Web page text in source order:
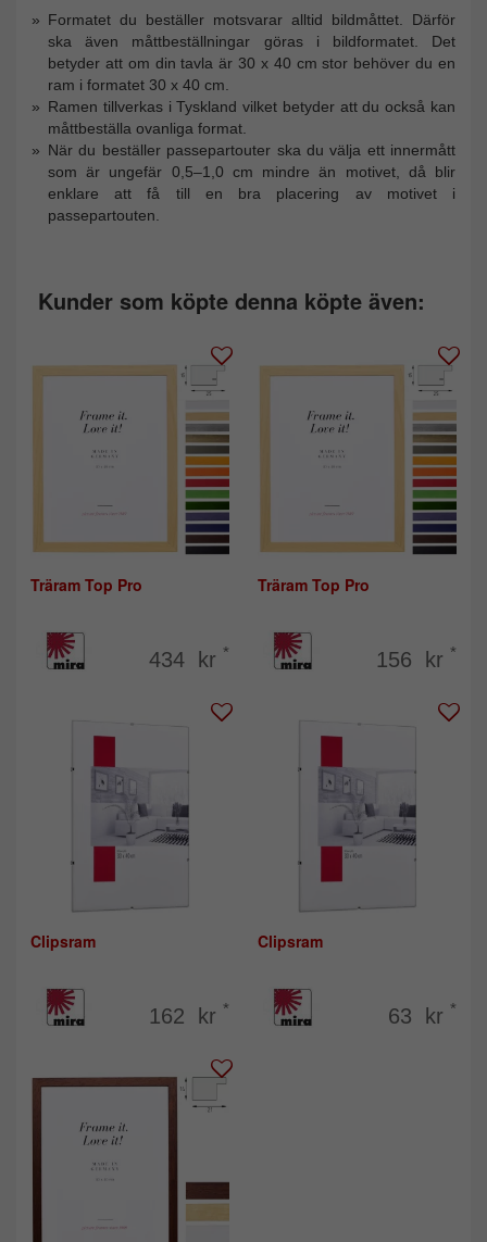
Formatet du beställer motsvarar alltid bildmåttet. Därför
ska även måttbeställningar göras i bildformatet. Det
betyder att om din tavla är 30 x 40 cm stor behöver du en
ram i formatet 30 x 40 cm.
Ramen tillverkas i Tyskland vilket betyder att du också kan
måttbeställa ovanliga format.
När du beställer passepartouter ska du välja ett innermått
som är ungefär 0,5–1,0 cm mindre än motivet, då blir
enklare att få till en bra placering av motivet i
passepartouten.
Kunder som köpte denna köpte även:
Träram Top Pro
434 kr *
Träram Top Pro
156 kr *
Clipsram
162 kr *
Clipsram
63 kr *